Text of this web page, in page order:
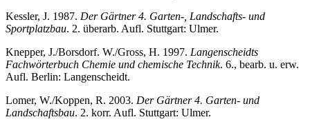
Kessler, J. 1987. Der Gärtner 4. Garten-, Landschafts- und
Sportplatzbau. 2. überarb. Aufl. Stuttgart: Ulmer.
Knepper, J./Borsdorf. W./Gross, H. 1997. Langenscheidts
Fachwörterbuch Chemie und chemische Technik. 6., bearb. u. erw.
Aufl. Berlin: Langenscheidt.
Lomer, W./Koppen, R. 2003. Der Gärtner 4. Garten- und
Landschaftsbau. 2. korr. Aufl. Stuttgart: Ulmer.